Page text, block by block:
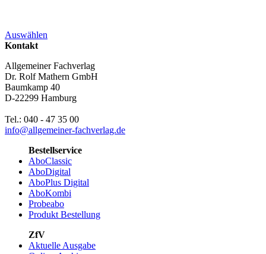
Auswählen
Kontakt
Allgemeiner Fachverlag
Dr. Rolf Mathern GmbH
Baumkamp 40
D-22299 Hamburg
Tel.: 040 - 47 35 00
info@allgemeiner-fachverlag.de
Bestellservice
AboClassic
AboDigital
AboPlus Digital
AboKombi
Probeabo
Produkt Bestellung
ZfV
Aktuelle Ausgabe